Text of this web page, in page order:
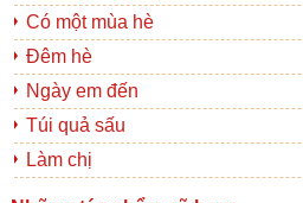
Có một mùa hè
Đêm hè
Ngày em đến
Túi quả sấu
Làm chị